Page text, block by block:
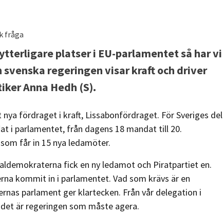
fråga
platser i EU-parlamentet så har vi
regeringen visar kraft och driver
Anna Hedh (S).
fördraget i kraft, Lissabonfördraget. För Sveriges del
i parlamentet, från dagens 18 mandat till 20.
får in 15 nya ledamöter.
fick en ny ledamot och Piratpartiet en.
kommit in i parlamentet. Vad som krävs är en
parlament ger klartecken. Från vår delegation i
är regeringen som måste agera.